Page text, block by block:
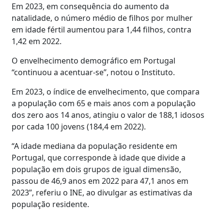
Em 2023, em consequência do aumento da
natalidade, o número médio de filhos por mulher
em idade fértil aumentou para 1,44 filhos, contra
1,42 em 2022.
O envelhecimento demográfico em Portugal
“continuou a acentuar-se”, notou o Instituto.
Em 2023, o índice de envelhecimento, que compara
a população com 65 e mais anos com a população
dos zero aos 14 anos, atingiu o valor de 188,1 idosos
por cada 100 jovens (184,4 em 2022).
“A idade mediana da população residente em
Portugal, que corresponde à idade que divide a
população em dois grupos de igual dimensão,
passou de 46,9 anos em 2022 para 47,1 anos em
2023”, referiu o INE, ao divulgar as estimativas da
população residente.